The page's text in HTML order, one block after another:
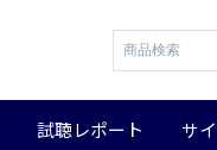
試聴レポート サ